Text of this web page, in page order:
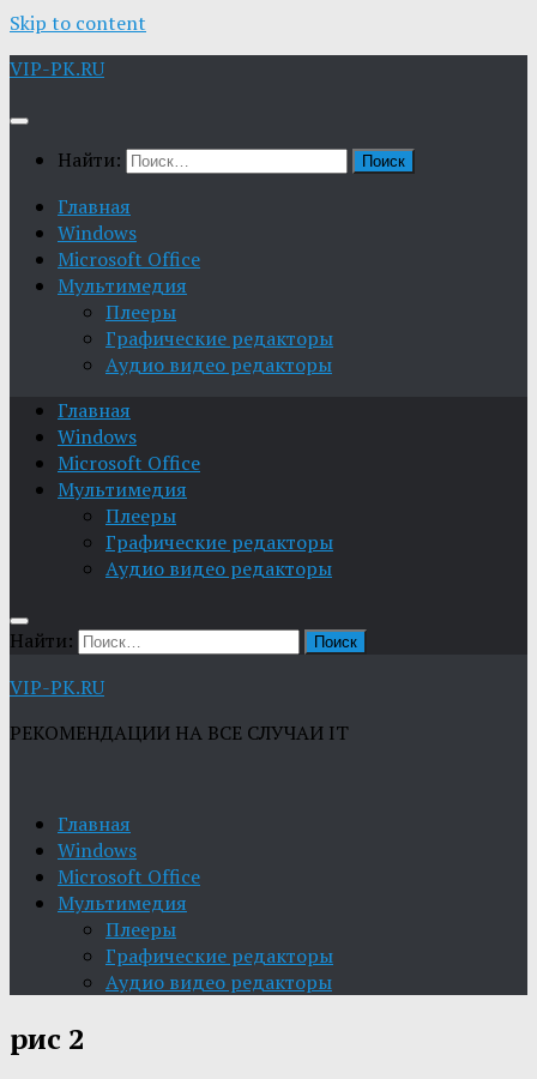
Skip to content
VIP-PK.RU
Найти:
Главная
Windows
Microsoft Office
Мультимедия
Плееры
Графические редакторы
Aудио видео редакторы
Главная
Windows
Microsoft Office
Мультимедия
Плееры
Графические редакторы
Aудио видео редакторы
Найти:
VIP-PK.RU
РЕКОМЕНДАЦИИ НА ВСЕ СЛУЧАИ IT
Главная
Windows
Microsoft Office
Мультимедия
Плееры
Графические редакторы
Aудио видео редакторы
рис 2